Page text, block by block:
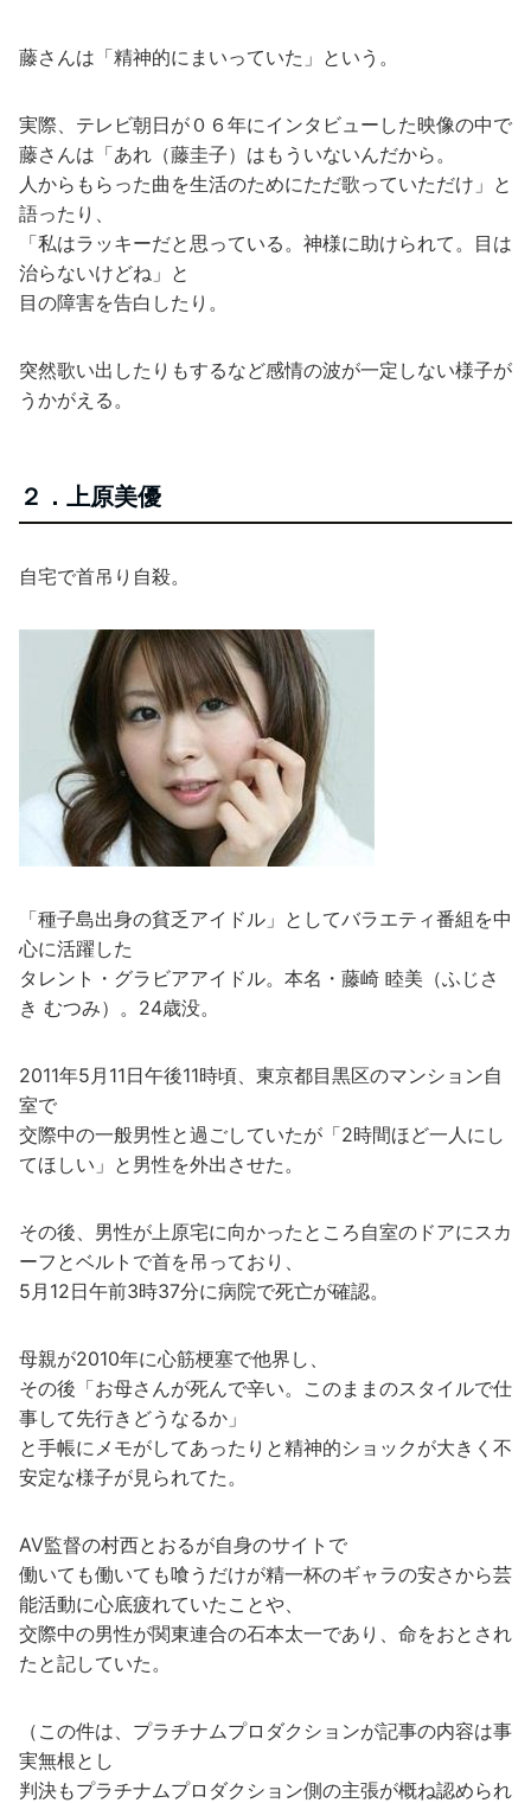
藤さんは「精神的にまいっていた」という。
実際、テレビ朝日が０６年にインタビューした映像の中で
藤さんは「あれ（藤圭子）はもういないんだから。
人からもらった曲を生活のためにただ歌っていただけ」と
語ったり、
「私はラッキーだと思っている。神様に助けられて。目は
治らないけどね」と
目の障害を告白したり。
突然歌い出したりもするなど感情の波が一定しない様子が
うかがえる。
２．上原美優
自宅で首吊り自殺。
「種子島出身の貧乏アイドル」としてバラエティ番組を中
心に活躍した
タレント・グラビアアイドル。本名・藤崎 睦美（ふじさ
き むつみ）。24歳没。
2011年5月11日午後11時頃、東京都目黒区のマンション自
室で
交際中の一般男性と過ごしていたが「2時間ほど一人にし
てほしい」と男性を外出させた。
その後、男性が上原宅に向かったところ自室のドアにスカ
ーフとベルトで首を吊っており、
5月12日午前3時37分に病院で死亡が確認。
母親が2010年に心筋梗塞で他界し、
その後「お母さんが死んで辛い。このままのスタイルで仕
事して先行きどうなるか」
と手帳にメモがしてあったりと精神的ショックが大きく不
安定な様子が見られてた。
AV監督の村西とおるが自身のサイトで
働いても働いても喰うだけが精一杯のギャラの安さから芸
能活動に心底疲れていたことや、
交際中の男性が関東連合の石本太一であり、命をおとされ
たと記していた。
（この件は、プラチナムプロダクションが記事の内容は事
実無根とし
判決もプラチナムプロダクション側の主張が概ね認められ